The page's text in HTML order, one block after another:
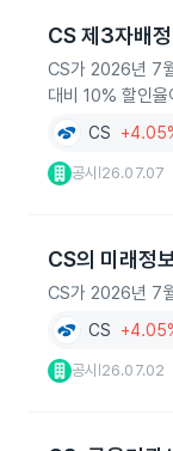
CS 제3자배
CS가 2026년 7
대비 10% 할인율
CS
공시 26.07.07
CS의 미래정
CS가 2026년 7
CS
공시 26.07.02